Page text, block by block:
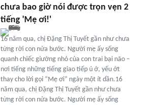
chưa bao giờ nói được trọn vẹn 2
tiếng 'Mẹ ơi!'
16 năm qua, chị Đặng Thị Tuyết gần như chưa
từng rời con nửa bước. Người mẹ ấy sống
quanh chiếc giường nhỏ của con trai bại não –
nơi tiếng những tiếng giao tiếp ú ớ, yếu ớt
thay cho lời gọi “Mẹ ơi” ngày một ít dần.16
năm qua, chị Đặng Thị Tuyết gần như chưa
từng rời con nửa bước. Người mẹ ấy sống